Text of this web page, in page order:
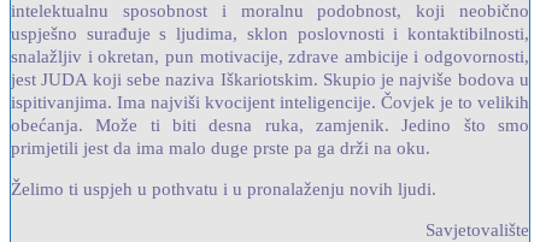
intelektualnu sposobnost i moralnu podobnost, koji neobično
uspješno surađuje s ljudima, sklon poslovnosti i kontaktibilnosti,
snalažljiv i okretan, pun motivacije, zdrave ambicije i odgovornosti,
jest JUDA koji sebe naziva Iškariotskim. Skupio je najviše bodova u
ispitivanjima. Ima najviši kvocijent inteligencije. Čovjek je to velikih
obećanja. Može ti biti desna ruka, zamjenik. Jedino što smo
primjetili jest da ima malo duge prste pa ga drži na oku.
Želimo ti uspjeh u pothvatu i u pronalaženju novih ljudi.
Savjetovalište